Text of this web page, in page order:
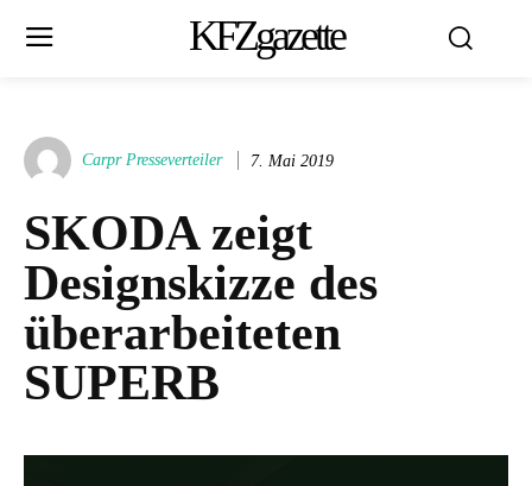
KFZgazette
Carpr Presseverteiler 7. Mai 2019
SKODA zeigt
Designskizze des
überarbeiteten
SUPERB